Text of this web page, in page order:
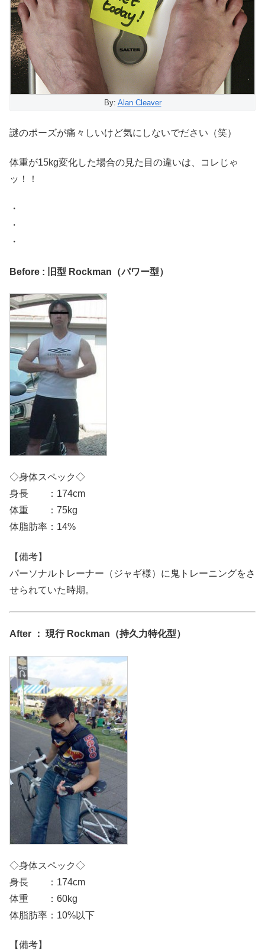
By: Alan Cleaver
謎のポーズが痛々しいけど気にしないでださい（笑）
体重が15kg変化した場合の見た目の違いは、コレじゃ
ッ！！
・
・
・
Before : 旧型 Rockman（パワー型）
◇身体スペック◇
身長 ：174cm
体重 ：75kg
体脂肪率：14%
【備考】
パーソナルトレーナー（ジャギ様）に鬼トレーニングをさ
せられていた時期。
After ： 現行 Rockman（持久力特化型）
◇身体スペック◇
身長 ：174cm
体重 ：60kg
体脂肪率：10%以下
【備考】